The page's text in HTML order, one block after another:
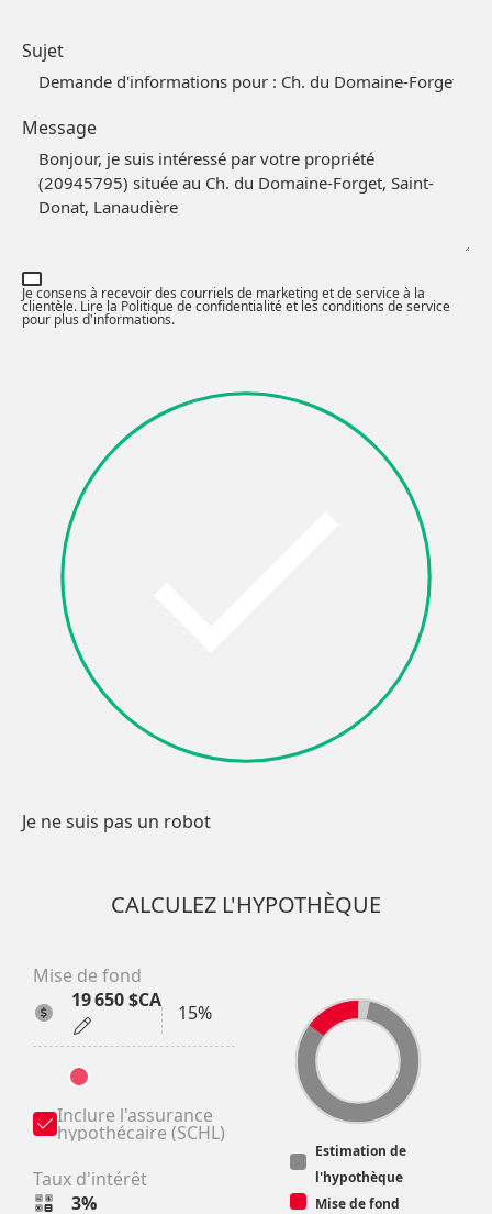
Sujet
Message
Je consens à recevoir des courriels de marketing et de service à la
clientèle. Lire la Politique de confidentialité et les conditions de service
pour plus d'informations.
Je ne suis pas un robot
CALCULEZ L'HYPOTHÈQUE
Mise de fond
19 650 $CA
15%
Inclure l'assurance
hypothécaire (SCHL)
Taux d'intérêt
3%
Estimation de
l'hypothèque
Mise de fond
Facebook Autre
OK